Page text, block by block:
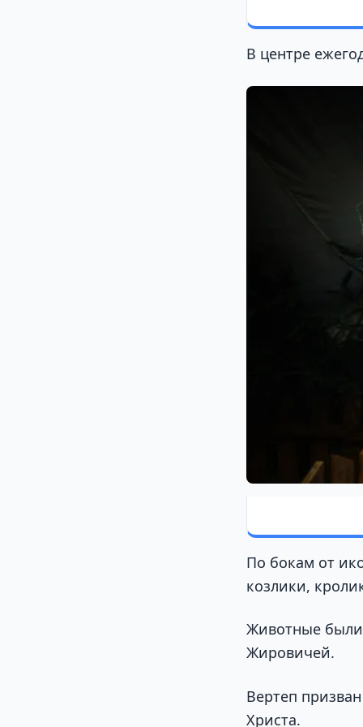
В центре
По бокам от
козлики,
Животные были
Жировичей.
Вертеп
Христа.